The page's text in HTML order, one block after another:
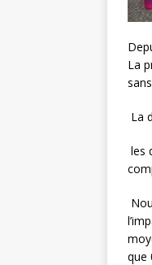
La
La
les
que